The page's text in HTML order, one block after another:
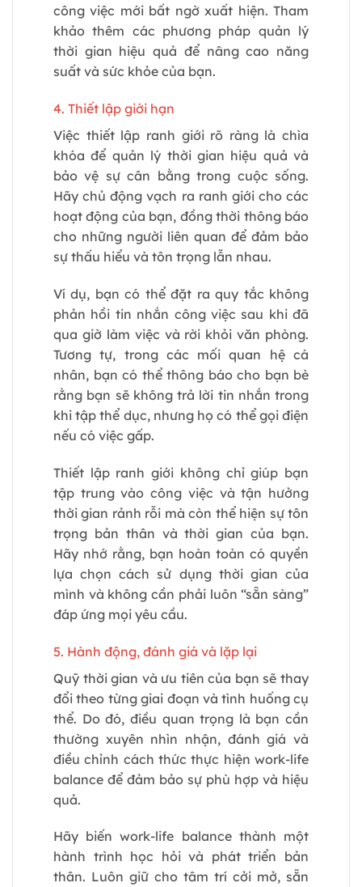
công việc mới bất ngờ xuất hiện. Tham
khảo thêm các phương pháp quản lý
thời gian hiệu quả để nâng cao năng
suất và sức khỏe của bạn.
4. Thiết lập giới hạn
Việc thiết lập ranh giới rõ ràng là chìa
khóa để quản lý thời gian hiệu quả và
bảo vệ sự cân bằng trong cuộc sống.
Hãy chủ động vạch ra ranh giới cho các
hoạt động của bạn, đồng thời thông báo
cho những người liên quan để đảm bảo
sự thấu hiểu và tôn trọng lẫn nhau.
Ví dụ, bạn có thể đặt ra quy tắc không
phản hồi tin nhắn công việc sau khi đã
qua giờ làm việc và rời khỏi văn phòng.
Tương tự, trong các mối quan hệ cá
nhân, bạn có thể thông báo cho bạn bè
rằng bạn sẽ không trả lời tin nhắn trong
khi tập thể dục, nhưng họ có thể gọi điện
nếu có việc gấp.
Thiết lập ranh giới không chỉ giúp bạn
tập trung vào công việc và tận hưởng
thời gian rảnh rỗi mà còn thể hiện sự tôn
trọng bản thân và thời gian của bạn.
Hãy nhớ rằng, bạn hoàn toàn có quyền
lựa chọn cách sử dụng thời gian của
mình và không cần phải luôn “sẵn sàng”
đáp ứng mọi yêu cầu.
5. Hành động, đánh giá và lặp lại
Quỹ thời gian và ưu tiên của bạn sẽ thay
đổi theo từng giai đoạn và tình huống cụ
thể. Do đó, điều quan trọng là bạn cần
thường xuyên nhìn nhận, đánh giá và
điều chỉnh cách thức thực hiện work-life
balance để đảm bảo sự phù hợp và hiệu
quả.
Hãy biến work-life balance thành một
hành trình học hỏi và phát triển bản
thân. Luôn giữ cho tâm trí cởi mở, sẵn